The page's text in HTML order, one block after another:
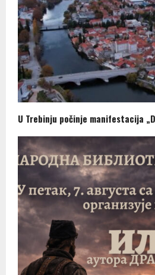
U Trebinju počinje manifestacija